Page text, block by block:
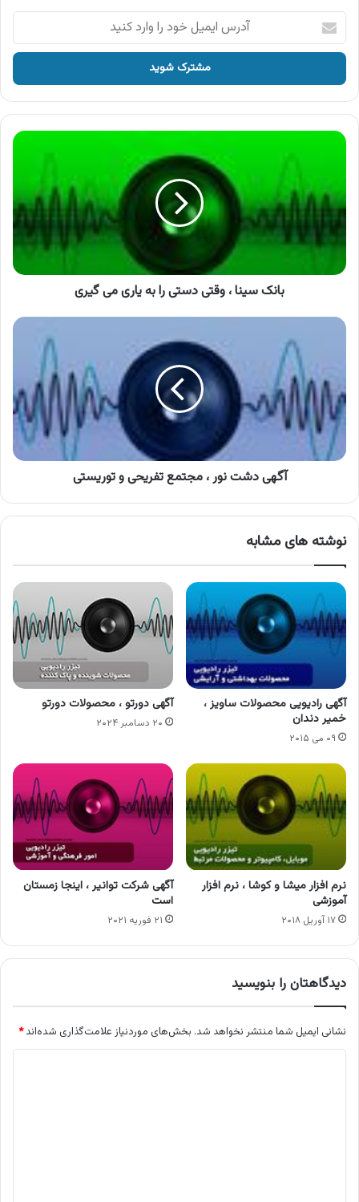
آدرس
ایمیل
خود
وارد
کنید
بانک
وقتی
دستی
می
بانک سینا ، وقتی دستی را به یاری می گیری
آگهی
مجتمع
تفریحی
توریستی
آگهی دشت نور ، مجتمع تفریحی و توریستی
نوشته های مشابه
آگهی رادیویی محصولات ساویز ،
خمیر دندان
۰۹ می ۲۰۱۵
آگهی دورتو ، محصولات دورتو
۲۰ دسامبر ۲۰۲۴
نرم افزار میشا و کوشا ، نرم افزار
آموزشی
۱۷ آوریل ۲۰۱۸
آگهی شرکت توانیر ، اینجا زمستان
است
۲۱ فوریه ۲۰۲۱
دیدگاهتان را بنویسید
نشانی ایمیل شما منتشر نخواهد شد. بخش‌های موردنیاز علامت‌گذاری شده‌اند*